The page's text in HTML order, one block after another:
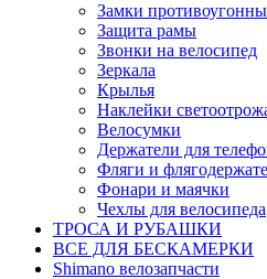
Замки
Защита рамы
Звонки на велосипед
Зеркала
Крылья
Наклейки
Велосумки
Держатели для
Фляги и
Фонари и маячки
Чехлы для велосипеда
ТРОСА И РУБАШКИ
ВСЕ ДЛЯ БЕСКАМЕРКИ
Shimano велозапчасти